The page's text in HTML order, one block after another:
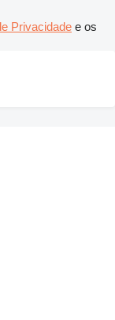
Privacidade e os